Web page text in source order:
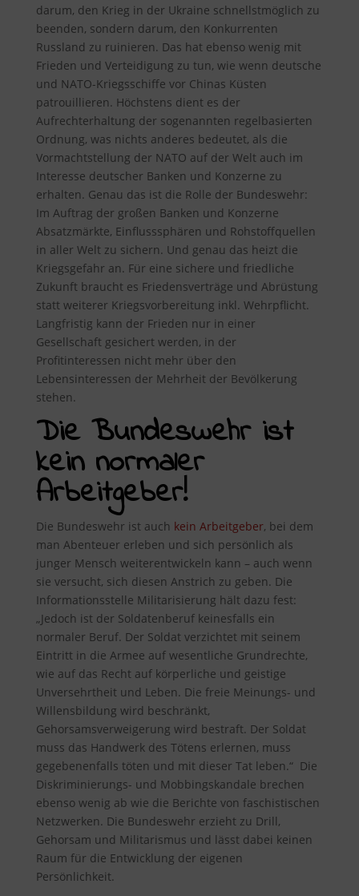
darum, den Krieg in der Ukraine schnellstmöglich zu
beenden, sondern darum, den Konkurrenten
Russland zu ruinieren. Das hat ebenso wenig mit
Frieden und Verteidigung zu tun, wie wenn deutsche
und NATO-Kriegsschiffe vor Chinas Küsten
patrouillieren. Höchstens dient es der
Aufrechterhaltung der sogenannten regelbasierten
Ordnung, was nichts anderes bedeutet, als die
Vormachtstellung der NATO auf der Welt auch im
Interesse deutscher Banken und Konzerne zu
erhalten. Genau das ist die Rolle der Bundeswehr:
Im Auftrag der großen Banken und Konzerne
Absatzmärkte, Einflusssphären und Rohstoffquellen
in aller Welt zu sichern. Und genau das heizt die
Kriegsgefahr an. Für eine sichere und friedliche
Zukunft braucht es Friedensverträge und Abrüstung
statt weiterer Kriegsvorbereitung inkl. Wehrpflicht.
Langfristig kann der Frieden nur in einer
Gesellschaft gesichert werden, in der
Profitinteressen nicht mehr über den
Lebensinteressen der Mehrheit der Bevölkerung
stehen.
Die Bundeswehr ist
kein normaler
Arbeitgeber!
Die Bundeswehr ist auch kein Arbeitgeber, bei dem
man Abenteuer erleben und sich persönlich als
junger Mensch weiterentwickeln kann – auch wenn
sie versucht, sich diesen Anstrich zu geben. Die
Informationsstelle Militarisierung hält dazu fest:
„Jedoch ist der Soldatenberuf keinesfalls ein
normaler Beruf. Der Soldat verzichtet mit seinem
Eintritt in die Armee auf wesentliche Grundrechte,
wie auf das Recht auf körperliche und geistige
Unversehrtheit und Leben. Die freie Meinungs- und
Willensbildung wird beschränkt,
Gehorsamsverweigerung wird bestraft. Der Soldat
muss das Handwerk des Tötens erlernen, muss
gegebenenfalls töten und mit dieser Tat leben.“ Die
Diskriminierungs- und Mobbingskandale brechen
ebenso wenig ab wie die Berichte von faschistischen
Netzwerken. Die Bundeswehr erzieht zu Drill,
Gehorsam und Militarismus und lässt dabei keinen
Raum für die Entwicklung der eigenen
Persönlichkeit.